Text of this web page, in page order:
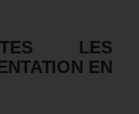
LES
EN